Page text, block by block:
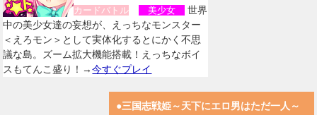
カードバトル 美少女
世界
中の美少女達の妄想が、えっちなモンスター
＜えろモン＞として実体化するとにかく不思
議な島。ズーム拡大機能搭載！えっちなボイ
スもてんこ盛り！→今すぐプレイ
●三国志戦姫～天下にエロ男はただ一人～